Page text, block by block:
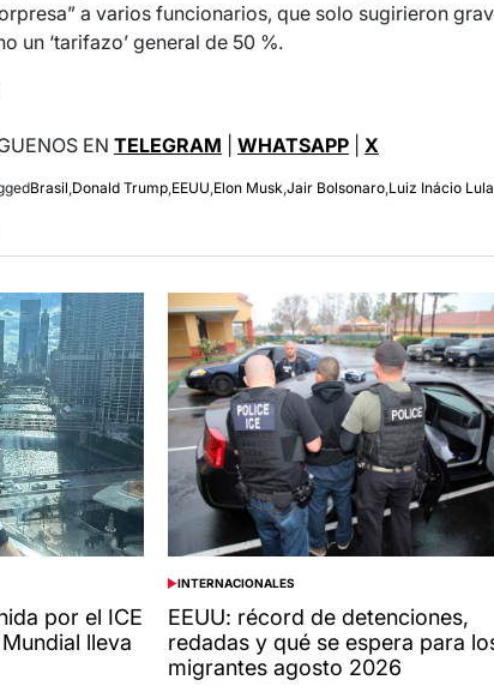
a varios funcionarios, que solo sugirieron
un ‘tarifazo’ general de 50 %.
EN TELEGRAM WHATSAPP X
Brasil,Donald Trump,EEUU,Elon Musk,Jair Bolsonaro,Luiz Inácio
por el ICE
lleva
POSTED
IN
INTERNACIONALES
EEUU: récord de detenciones,
redadas y qué se espera para
migrantes agosto 2026